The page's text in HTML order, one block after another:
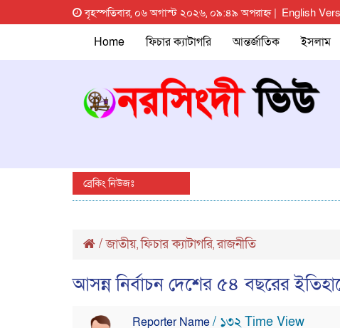
বৃহস্পতিবার, ০৬ অগাস্ট ২০২৬, ০৯:৪৯ অপরাহ্ন | English
Home ফিচার ক্যাটাগরি আন্তর্জাতিক ইসলাম
ব্রেকিং নিউজঃ
/জাতীয়,ফিচার ক্যাটাগরি,রাজনীতি
আসন্ন নির্বাচন দেশের ৫৪ বছরের
Reporter Name/ ১৩২ Time View